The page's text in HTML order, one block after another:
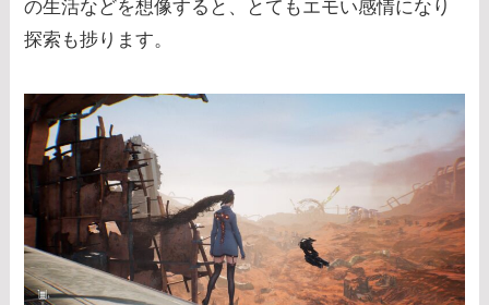
の生活などを想像すると、とてもエモい感情になり
探索も捗ります。